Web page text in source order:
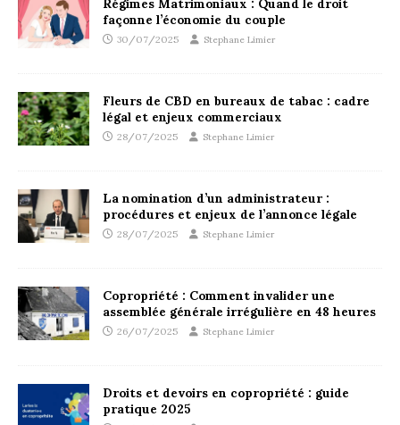
façonne l’économie du couple
30/07/2025 Stephane Limier
Fleurs de CBD en bureaux de tabac : cadre
légal et enjeux commerciaux
28/07/2025 Stephane Limier
La nomination d’un administrateur :
procédures et enjeux de l’annonce légale
28/07/2025 Stephane Limier
Copropriété : Comment invalider une
assemblée générale irrégulière en 48 heures
26/07/2025 Stephane Limier
Droits et devoirs en copropriété : guide
pratique 2025